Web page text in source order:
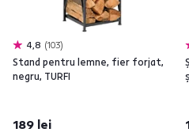
4,8 103
Stand pentru lemne, fier forjat,
negru, TURFI
189 lei